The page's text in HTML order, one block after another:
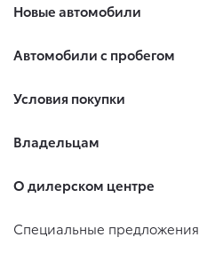
Новые автомобили
Автомобили с пробегом
Условия покупки
Владельцам
О дилерском центре
Специальные предложения